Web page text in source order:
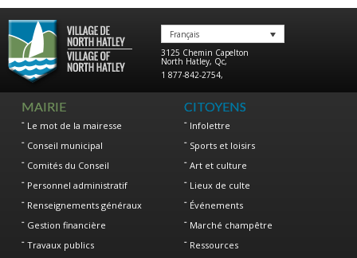
Français
3125 Chemin Capelton
North Hatley, Qc,
1 877-842-2754,
MAIRIE
Le mot de la mairesse
Conseil municipal
Comités du Conseil
Personnel administratif
Renseignements généraux
Gestion financière
Travaux publics
CITOYENS
Infolettre
Sports et loisirs
Art et culture
Lieux de culte
Événements
Marché champêtre
Ressources